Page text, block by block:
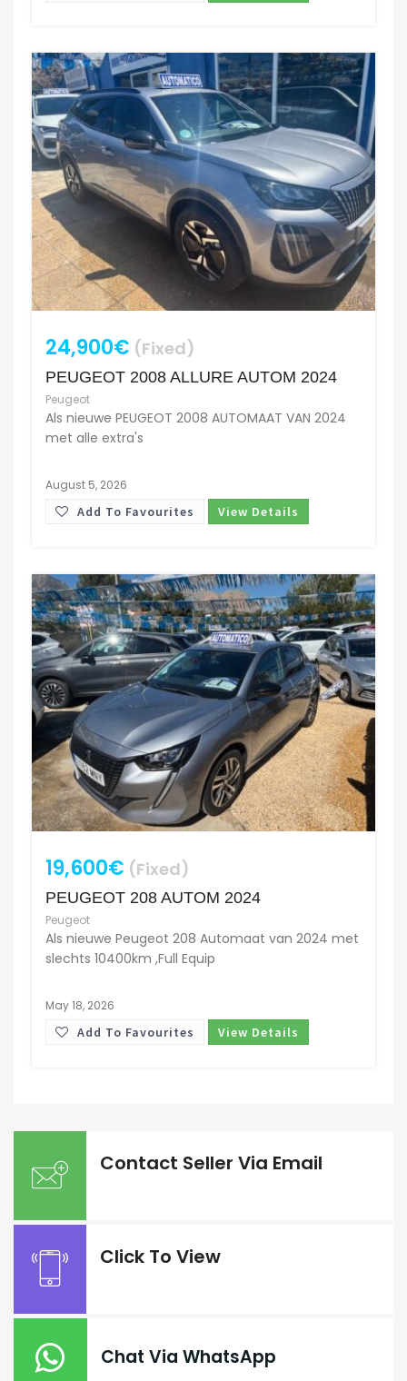
24,900€ (Fixed)
PEUGEOT 2008 ALLURE AUTOM 2024
Peugeot
Als nieuwe PEUGEOT 2008 AUTOMAAT VAN 2024
met alle extra's
August 5, 2026
Add To Favourites View Details
19,600€ (Fixed)
PEUGEOT 208 AUTOM 2024
Peugeot
Als nieuwe Peugeot 208 Automaat van 2024 met
slechts 10400km ,Full Equip
May 18, 2026
Add To Favourites View Details
Contact Seller Via Email
Click To View
Chat Via WhatsApp